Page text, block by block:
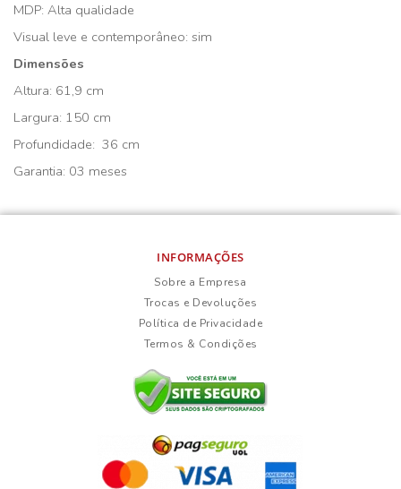
MDP: Alta qualidade
Visual leve e contemporâneo: sim
Dimensões
Altura: 61,9 cm
Largura: 150 cm
Profundidade: 36 cm
Garantia: 03 meses
INFORMAÇÕES
Sobre a Empresa
Trocas e Devoluções
Política de Privacidade
Termos & Condições